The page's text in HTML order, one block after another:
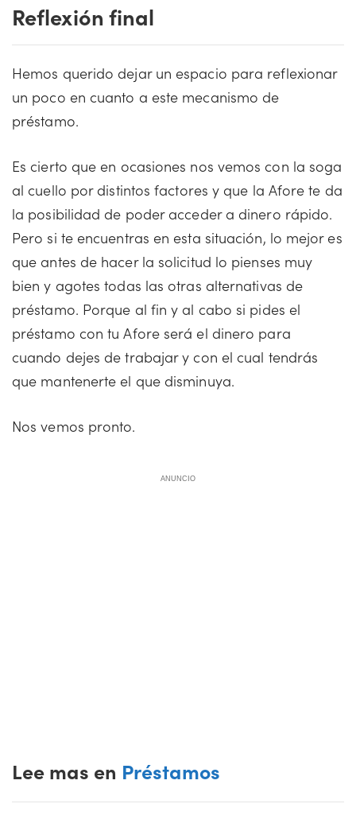
Reflexión final
Hemos querido dejar un espacio para reflexionar
un poco en cuanto a este mecanismo de
préstamo.
Es cierto que en ocasiones nos vemos con la soga
al cuello por distintos factores y que la Afore te da
la posibilidad de poder acceder a dinero rápido.
Pero si te encuentras en esta situación, lo mejor es
que antes de hacer la solicitud lo pienses muy
bien y agotes todas las otras alternativas de
préstamo. Porque al fin y al cabo si pides el
préstamo con tu Afore será el dinero para
cuando dejes de trabajar y con el cual tendrás
que mantenerte el que disminuya.
Nos vemos pronto.
ANUNCIO
Lee mas en Préstamos